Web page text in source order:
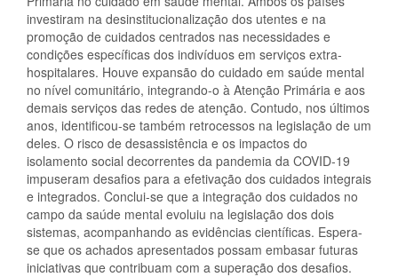
investiram na desinstitucionalização dos utentes e na
promoção de cuidados centrados nas necessidades e
condições específicas dos indivíduos em serviços extra-
hospitalares. Houve expansão do cuidado em saúde mental
no nível comunitário, integrando-o à Atenção Primária e aos
demais serviços das redes de atenção. Contudo, nos últimos
anos, identificou-se também retrocessos na legislação de um
deles. O risco de desassistência e os impactos do
isolamento social decorrentes da pandemia da COVID-19
impuseram desafios para a efetivação dos cuidados integrais
e integrados. Conclui-se que a integração dos cuidados no
campo da saúde mental evoluiu na legislação dos dois
sistemas, acompanhando as evidências científicas. Espera-
se que os achados apresentados possam embasar futuras
iniciativas que contribuam com a superação dos desafios.